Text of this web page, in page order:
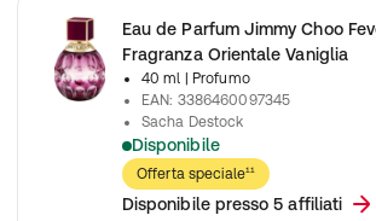
Eau de Parfum Jimmy Choo
Fragranza Orientale Vaniglia
40 ml
| Profumo
EAN: 3386460097345
Sacha Destock
Disponibile
Jimmy Choo, Spray Fever e.d.p.
Offerta speciale¹¹
Disponibile presso 5 affiliati